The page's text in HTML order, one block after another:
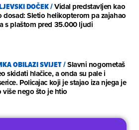
DOČEK/Vidal predstavljen kao
dosad: Sletio helikopterom pa zajahao
s plaštom pred 35.000 ljudi
OBILAZI SVIJET/Slavni nogometaš
skidati hlačice, a onda su pale i
Policajac koji je stajao iza njega je
više nego što je htio